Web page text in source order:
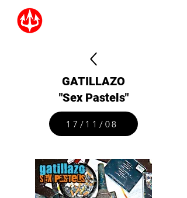
GATILLAZO
"Sex Pastels"
17/11/08